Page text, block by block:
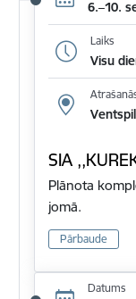
6.–10.
Laiks
Visu
SIA
Plānota
jomā.
Pārbaude
Datums